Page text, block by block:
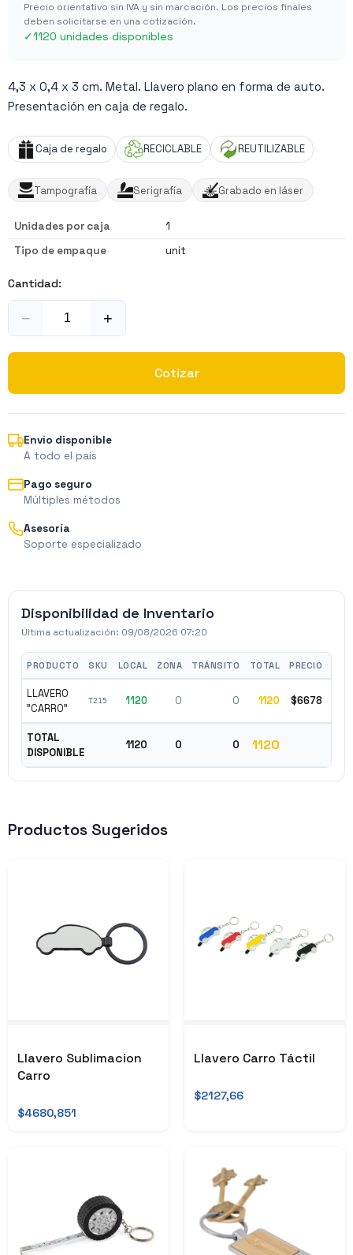
Precio orientativo sin IVA y sin marcación. Los precios finales
deben solicitarse en una cotización.
✓1120 unidades disponibles
4,3 x 0,4 x 3 cm. Metal. Llavero plano en forma de auto.
Presentación en caja de regalo.
Caja de regalo RECICLABLE REUTILIZABLE
Tampografía Serigrafía Grabado en láser
Unidades por caja
1
Tipo de empaque
unit
Cantidad:
− +
Cotizar
Envío disponible
A todo el país
Pago seguro
Múltiples métodos
Asesoría
Soporte especializado
Disponibilidad de Inventario
Última actualización: 09/08/2026 07:20
PRODUCTO SKU LOCAL ZONA TRÁNSITO TOTAL PRECIO
LLAVERO
"CARRO"
T215 1120 0 0 1120 $6678
TOTAL
DISPONIBLE
1120 0 0 1120
Productos Sugeridos
Llavero Sublimacion
Carro
$4680,851
Llavero Carro Táctil
$2127,66